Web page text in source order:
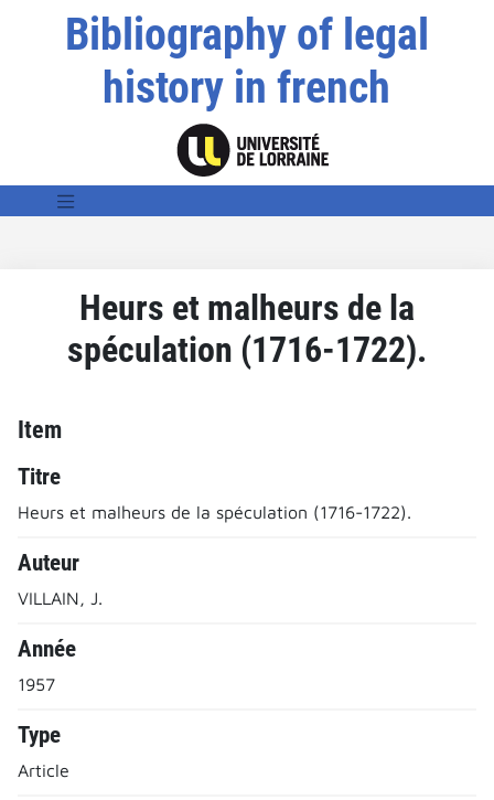
Bibliography of legal
history in french
Heurs et malheurs de la
spéculation (1716-1722).
Item
Titre
Heurs et malheurs de la spéculation (1716-1722).
Auteur
VILLAIN, J.
Année
1957
Type
Article